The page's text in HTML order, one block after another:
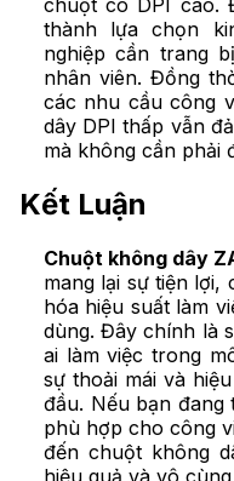
thành lựa chọn
nghiệp cần trang
nhân viên. Đồng
các nhu cầu công
dây DPI thấp vẫn
mà không cần phải
Kết Luận
Chuột không dây
mang lại sự tiện lợi,
hóa hiệu suất làm
dùng. Đây chính là
ai làm việc trong
sự thoải mái và
đầu. Nếu bạn đang
phù hợp cho công
đến chuột không
hiệu quả và vô